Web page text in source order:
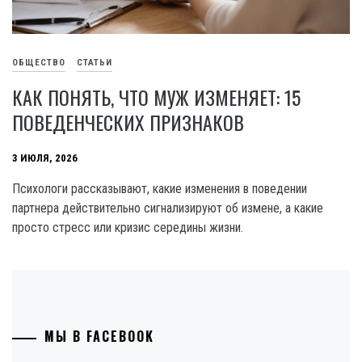
ОБЩЕСТВО СТАТЬИ
КАК ПОНЯТЬ, ЧТО МУЖ ИЗМЕНЯЕТ: 15
ПОВЕДЕНЧЕСКИХ ПРИЗНАКОВ
3 ИЮЛЯ, 2026
Психологи рассказывают, какие изменения в поведении
партнера действительно сигнализируют об измене, а какие
просто стресс или кризис середины жизни.
МЫ В FACEBOOK